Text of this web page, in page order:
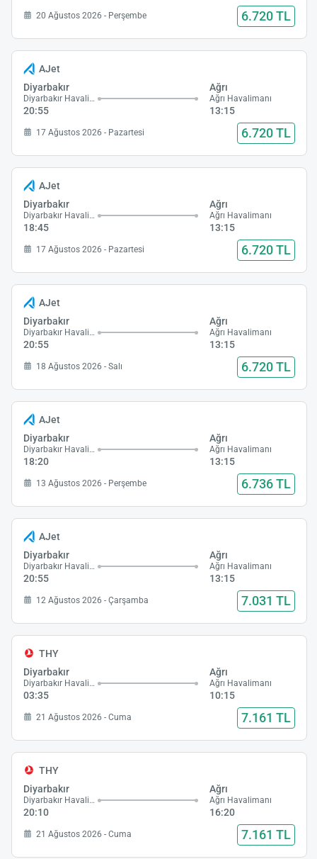
20 Ağustos 2026 - Perşembe 6.720 TL
AJet
Diyarbakır
Diyarbakır Havalimanı
20:55
Ağrı
Ağrı Havalimanı
13:15
17 Ağustos 2026 - Pazartesi 6.720 TL
AJet
Diyarbakır
Diyarbakır Havalimanı
18:45
Ağrı
Ağrı Havalimanı
13:15
17 Ağustos 2026 - Pazartesi 6.720 TL
AJet
Diyarbakır
Diyarbakır Havalimanı
20:55
Ağrı
Ağrı Havalimanı
13:15
18 Ağustos 2026 - Salı 6.720 TL
AJet
Diyarbakır
Diyarbakır Havalimanı
18:20
Ağrı
Ağrı Havalimanı
13:15
13 Ağustos 2026 - Perşembe 6.736 TL
AJet
Diyarbakır
Diyarbakır Havalimanı
20:55
Ağrı
Ağrı Havalimanı
13:15
12 Ağustos 2026 - Çarşamba 7.031 TL
THY
Diyarbakır
Diyarbakır Havalimanı
03:35
Ağrı
Ağrı Havalimanı
10:15
21 Ağustos 2026 - Cuma 7.161 TL
THY
Diyarbakır
Diyarbakır Havalimanı
20:10
Ağrı
Ağrı Havalimanı
16:20
21 Ağustos 2026 - Cuma 7.161 TL